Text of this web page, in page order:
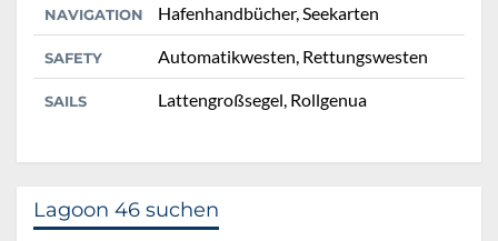
NAVIGATION Hafenhandbücher, Seekarten
SAFETY Automatikwesten, Rettungswesten
SAILS Lattengroßsegel, Rollgenua
Lagoon 46 suchen